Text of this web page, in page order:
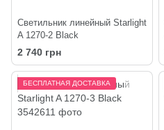
Светильник линейный Starlight
A 1270-2 Black
2 740 грн
БЕСПЛАТНАЯ ДОСТАВКА